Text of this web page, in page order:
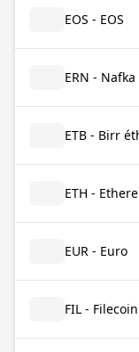
EOS - EOS
ERN -
ETB - Birr
ETH -
EUR - Euro
FIL - Filecoin